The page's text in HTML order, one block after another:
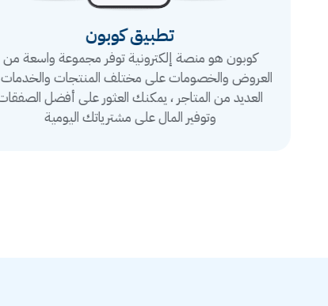
تطبيق كوبون
كوبون هو منصة إلكترونية توفر مجموعة واسعة من
العروض والخصومات على مختلف المنتجات والخدمات في
العديد من المتاجر ، يمكنك العثور على أفضل الصفقات
وتوفير المال على مشترياتك اليومية